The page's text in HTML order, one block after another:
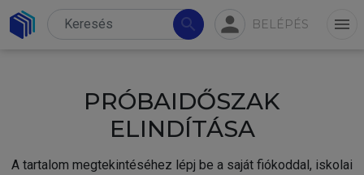
search person BELÉPÉS menu
PRÓBAIDŐSZAK
ELINDÍTÁSA
A tartalom megtekintéséhez lépj be a saját fiókoddal, iskolai